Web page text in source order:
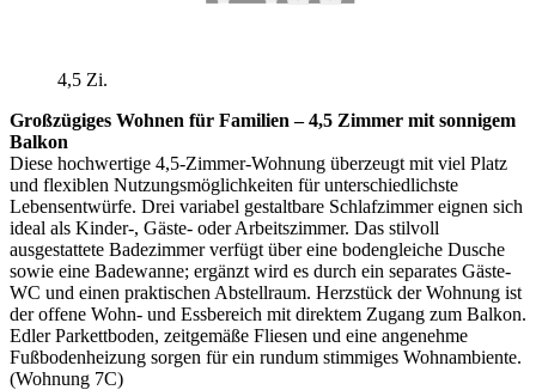
4,5 Zi.
Großzügiges Wohnen für Familien – 4,5 Zimmer mit sonnigem
Balkon
Diese hochwertige 4,5-Zimmer-Wohnung überzeugt mit viel Platz
und flexiblen Nutzungsmöglichkeiten für unterschiedlichste
Lebensentwürfe. Drei variabel gestaltbare Schlafzimmer eignen sich
ideal als Kinder-, Gäste- oder Arbeitszimmer. Das stilvoll
ausgestattete Badezimmer verfügt über eine bodengleiche Dusche
sowie eine Badewanne; ergänzt wird es durch ein separates Gäste-
WC und einen praktischen Abstellraum. Herzstück der Wohnung ist
der offene Wohn- und Essbereich mit direktem Zugang zum Balkon.
Edler Parkettboden, zeitgemäße Fliesen und eine angenehme
Fußbodenheizung sorgen für ein rundum stimmiges Wohnambiente.
(Wohnung 7C)